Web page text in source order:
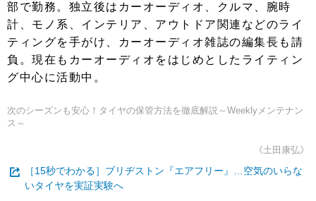
部で勤務。独立後はカーオーディオ、クルマ、腕時
計、モノ系、インテリア、アウトドア関連などのライ
ティングを手がけ、カーオーディオ雑誌の編集長も請
負。現在もカーオーディオをはじめとしたライティン
グ中心に活動中。
次のシーズンも安心！タイヤの保管方法を徹底解説～Weeklyメンテナン
ス～
《土田康弘》
［15秒でわかる］ブリヂストン『エアフリー』…空気のいらな
いタイヤを実証実験へ